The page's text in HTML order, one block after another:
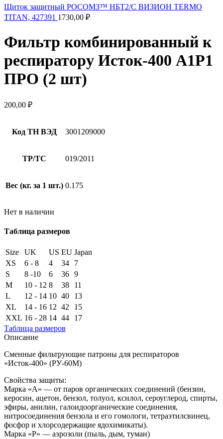
Щиток защитный РОСОМЗ™ НБТ2/С ВИЗИОН TERMO
TITAN, 427391 1730,00 ₽
Фильтр комбинированный к
респиратору Исток-400 А1Р1
ПРО (2 шт)
200,00 ₽
Код ТН ВЭД 3001209000
ТР/ТС 019/2011
Вес (кг. за 1 шт.) 0.175
Нет в наличии
Таблица размеров
Size UK US EU Japan
XS
6 - 8 4 34
7
S
8 -10 6 36 9
M
10 - 12 8 38
11
L
12 - 14 10 40
13
XL
14 - 16 12 42
15
XXL 16 - 28 14 44
17
Таблица размеров
Описание
Сменные фильтрующие патроны для респираторов
«Исток-400» (РУ-60М)
Свойства защиты:
Марка «А» — от паров органических соединений (бензин,
керосин, ацетон, бензол, толуол, ксилол, сероуглерод, спирты,
эфиры, анилин, галоидоорганические соединения,
нитросоединения бензола и его гомологи, тетраэтилсвинец,
фосфор и хлорсодержащие ядохимикаты).
Марка «Р» — аэрозоли (пыль, дым, туман)